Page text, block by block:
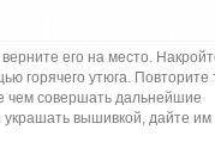
его на место.
горячего утюга. Повторите
совершать дальнейшие
украшать вышивкой, дайте им